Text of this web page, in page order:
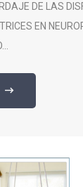
DE LAS
EN